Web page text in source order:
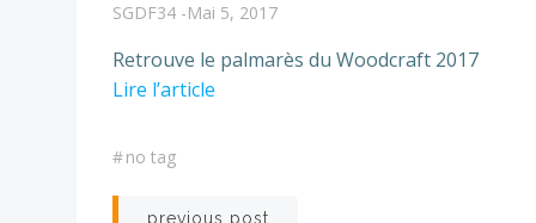
SGDF34 -Mai 5, 2017
Retrouve le palmarès du Woodcraft 2017
Lire l’article
#no tag
previous post